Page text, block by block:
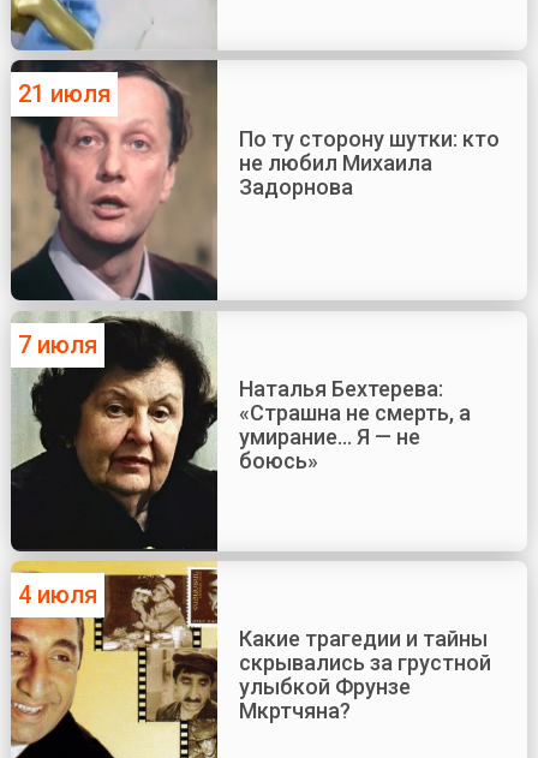
21 июля
По ту сторону шутки: кто
не любил Михаила
Задорнова
7 июля
Наталья Бехтерева:
«Страшна не смерть, а
умирание... Я — не
боюсь»
4 июля
Какие трагедии и тайны
скрывались за грустной
улыбкой Фрунзе
Мкртчяна?